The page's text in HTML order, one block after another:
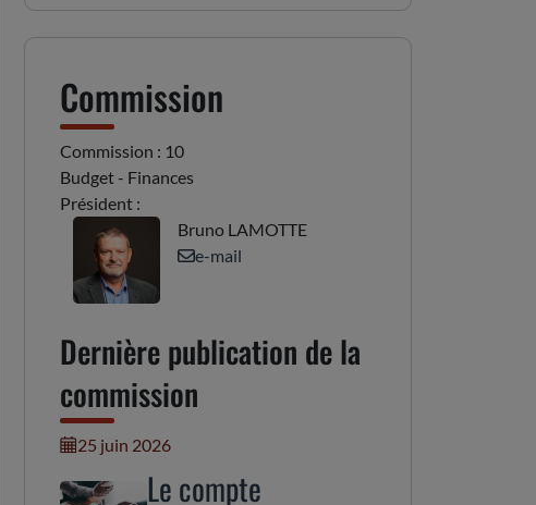
Commission
Commission : 10
Budget - Finances
Président :
Bruno LAMOTTE
e-mail
Dernière publication de la
commission
25 juin 2026
Le compte